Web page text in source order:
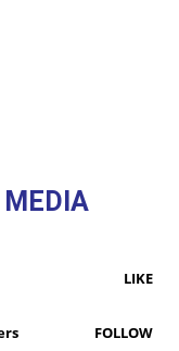
MEDIA
LIKE
FOLLOW